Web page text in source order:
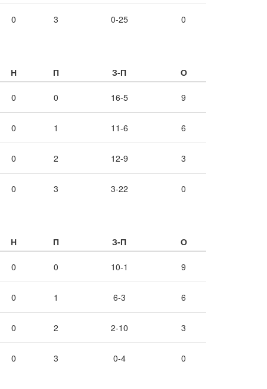
0 3 0-25 0
Н П З-П О
0 0 16-5 9
0 1 11-6 6
0 2 12-9 3
0 3 3-22 0
Н П З-П О
0 0 10-1 9
0 1 6-3 6
0 2 2-10 3
0 3 0-4 0